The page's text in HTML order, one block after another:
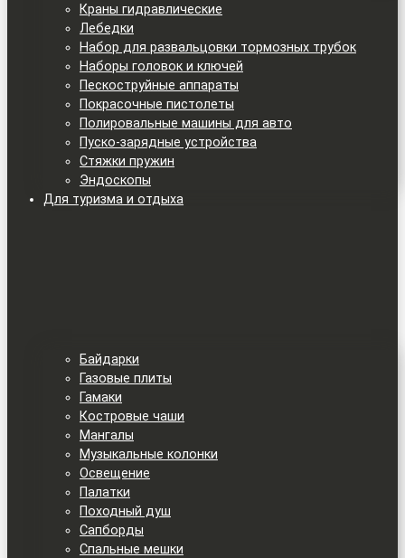
Краны гидравлические
Лебедки
Набор для развальцовки тормозных трубок
Наборы головок и ключей
Пескоструйные аппараты
Покрасочные пистолеты
Полировальные машины для авто
Пуско-зарядные устройства
Стяжки пружин
Эндоскопы
Для туризма и отдыха
Байдарки
Газовые плиты
Гамаки
Костровые чаши
Мангалы
Музыкальные колонки
Освещение
Палатки
Походный душ
Сапборды
Спальные мешки